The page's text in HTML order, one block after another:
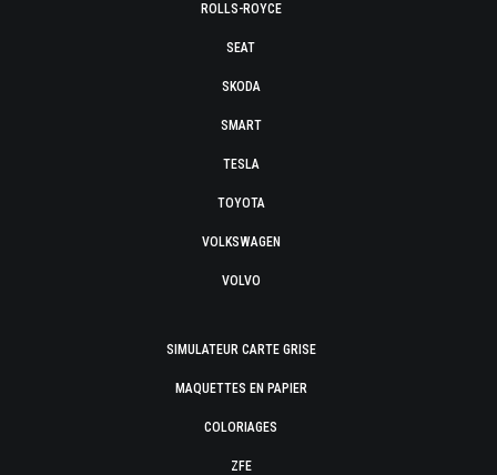
ROLLS-ROYCE
SEAT
SKODA
SMART
TESLA
TOYOTA
VOLKSWAGEN
VOLVO
SIMULATEUR CARTE GRISE
MAQUETTES EN PAPIER
COLORIAGES
ZFE